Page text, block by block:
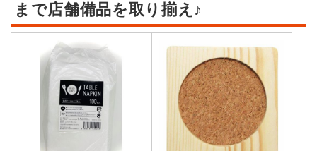
まで店舗備品を取り揃え♪